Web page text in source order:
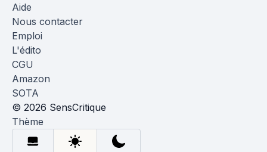
Aide
Nous contacter
Emploi
L'édito
CGU
Amazon
SOTA
© 2026 SensCritique
Thème